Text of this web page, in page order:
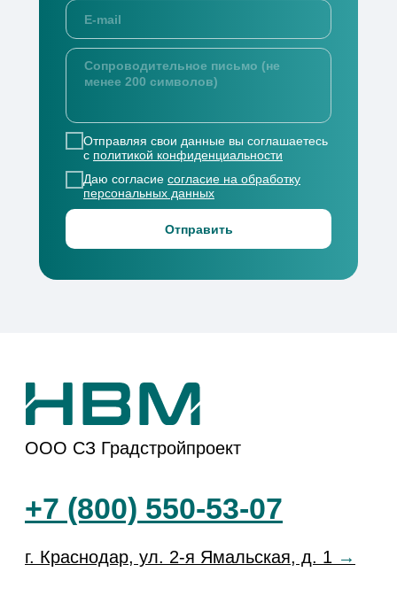
Отправляя свои данные вы соглашаетесь
с политикой конфиденциальности
Даю согласие согласие на обработку
персональных данных
Отправить
Проекты
Юридические
лица
третьих лиц
Кодекс поведения
Согласие на
обработку данных
НВМ Строим
Акции
«Форма»
«Коллекция»
ЖК «ДОМ
«История-3»
ЖК «ЭПОС»